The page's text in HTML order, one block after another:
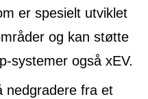
er spesielt utviklet
og kan støtte
systemer også xEV.
nedgradere fra et